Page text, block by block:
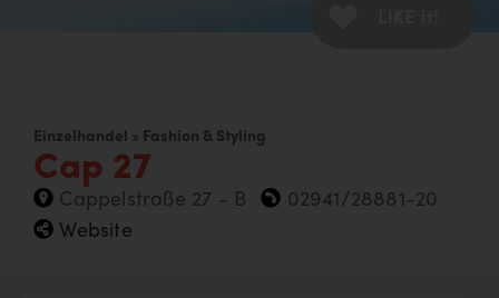
Einzelhandel » Fashion & Styling
Cap 27
Cappelstraße 27 - B
02941/28881-20
Website